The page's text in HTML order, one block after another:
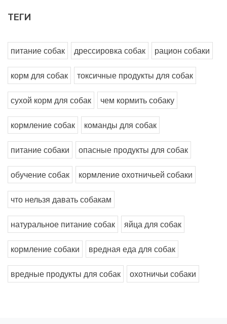
ТЕГИ
питание собак дрессировка собак рацион собаки
корм для собак токсичные продукты для собак
сухой корм для собак чем кормить собаку
кормление собак команды для собак
питание собаки опасные продукты для собак
обучение собак кормление охотничьей собаки
что нельзя давать собакам
натуральное питание собак яйца для собак
кормление собаки вредная еда для собак
вредные продукты для собак охотничьи собаки